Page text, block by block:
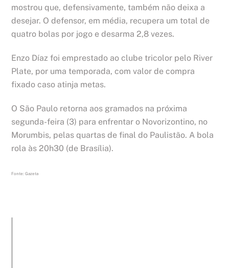
mostrou que, defensivamente, também não deixa a
desejar. O defensor, em média, recupera um total de
quatro bolas por jogo e desarma 2,8 vezes.
Enzo Díaz foi emprestado ao clube tricolor pelo River
Plate, por uma temporada, com valor de compra
fixado caso atinja metas.
O São Paulo retorna aos gramados na próxima
segunda-feira (3) para enfrentar o Novorizontino, no
Morumbis, pelas quartas de final do Paulistão. A bola
rola às 20h30 (de Brasília).
Fonte: Gazeta